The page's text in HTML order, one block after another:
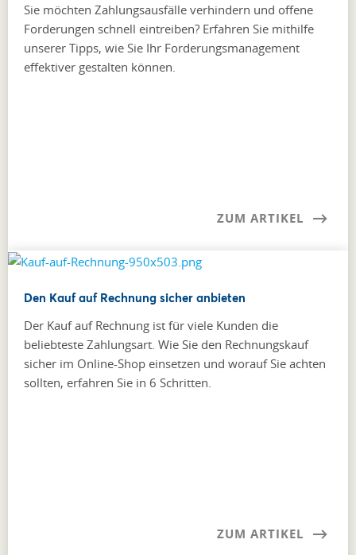
Sie möchten Zahlungsausfälle verhindern und offene
Forderungen schnell eintreiben? Erfahren Sie mithilfe
unserer Tipps, wie Sie Ihr Forderungs­management
effektiver gestalten können.
ZUM ARTIKEL
Den Kauf auf Rechnung sicher anbieten
Der Kauf auf Rechnung ist für viele Kunden die
beliebteste Zahlungsart. Wie Sie den Rechnungskauf
sicher im Online-Shop einsetzen und worauf Sie achten
sollten, erfahren Sie in 6 Schritten.
ZUM ARTIKEL